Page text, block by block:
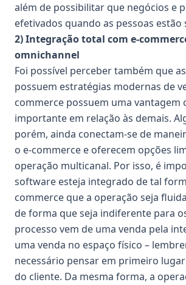
além de possibilitar que negócios e
efetivados quando as pessoas estão
2) Integração total com e-
omnichannel
Foi possível perceber também que
possuem estratégias modernas de
commerce possuem uma vantagem
importante em relação às demais.
porém, ainda conectam-se de
o e-commerce e oferecem opções
operação multicanal. Por isso, é
software esteja integrado de tal
commerce que a operação seja
de forma que seja indiferente para
processo vem de uma venda pela
uma venda no espaço físico –
necessário pensar em primeiro
do cliente. Da mesma forma, a